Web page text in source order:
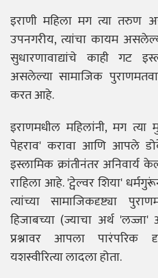
इराणी महिला मग त्या तरुण
उपनगरीय, त्यांचा कायम
सुधारणावाद्यांचे काही गट
असलेल्या सामाजिक
करत आहे.
इराणमधील महिलांनी, मग
पेहराव' करावा आणि आपले
इस्लामिक क्रांतीनंतर अनिवार्य
राहिला आहे. 'ट्वेल्वर शिया'
त्यांच्या सामाजिकदृष्ट्या
हिजाबच्या (ज्याचा अर्थ
प्रश्नावर आपला पारंपरिक
यशस्वीरित्या लादला होता.